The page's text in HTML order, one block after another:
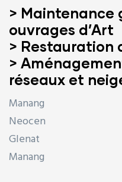
> Maintenance
ouvrages d’Art
> Restauration
>
réseaux et
Manang
Neocen
Glenat
Manang